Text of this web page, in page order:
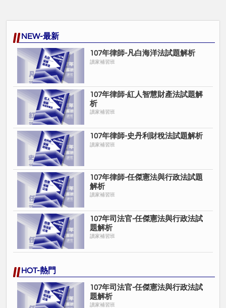
NEW-最新
107年律師-凡白海洋法試題解析
讀家補習班
107年律師-紅人智慧財產法試題解
析
讀家補習班
107年律師-史丹利財稅法試題解析
讀家補習班
107年律師-任傑憲法與行政法試題
解析
讀家補習班
107年司法官-任傑憲法與行政法試
題解析
讀家補習班
HOT-熱門
107年司法官-任傑憲法與行政法試
題解析
讀家補習班